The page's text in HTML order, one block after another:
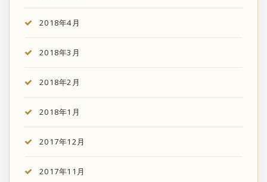
2018年4月
2018年3月
2018年2月
2018年1月
2017年12月
2017年11月